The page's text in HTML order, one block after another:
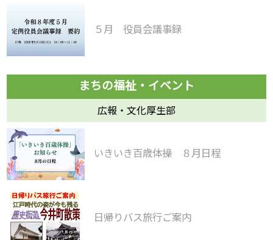
５月 役員会議事録
広報・文化厚生部
いきいき百歳体操 ８月日程
日帰りバス旅行ご案内